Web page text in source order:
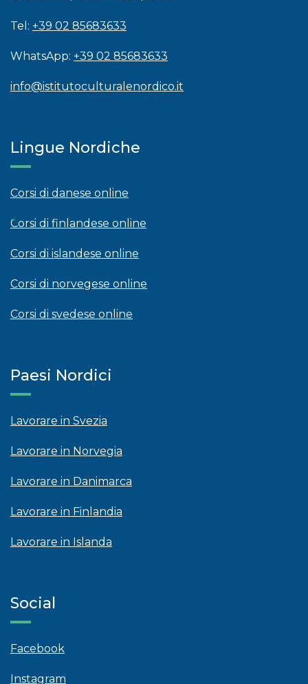
Tel: +39 02 85683633
WhatsApp: +39 02 85683633
info@istitutoculturalenordico.it
Lingue Nordiche
Corsi di danese online
Corsi di finlandese online
Corsi di islandese online
Corsi di norvegese online
Corsi di svedese online
Paesi Nordici
Lavorare in Svezia
Lavorare in Norvegia
Lavorare in Danimarca
Lavorare in Finlandia
Lavorare in Islanda
Social
Facebook
Instagram